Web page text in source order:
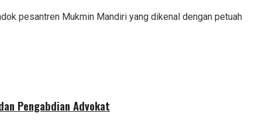
pesantren Mukmin Mandiri yang dikenal dengan petuah
Pengabdian Advokat